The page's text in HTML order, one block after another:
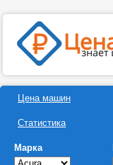
Цена машин
Статистика
Марка